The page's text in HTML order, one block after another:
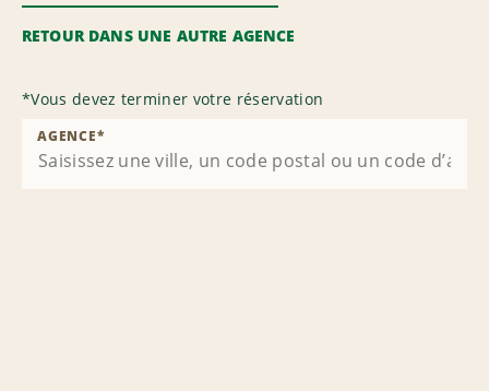
RETOUR DANS UNE AUTRE AGENCE
*Vous devez terminer votre réservation
AGENCE*